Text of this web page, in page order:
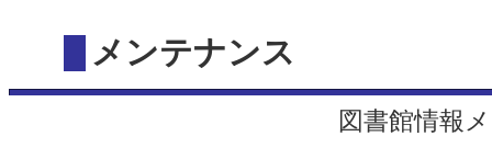
メンテナンス
図書館情報